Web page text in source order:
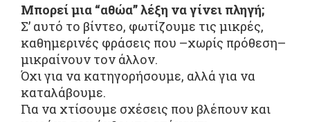
Μπορεί μια “αθώα” λέξη να γίνει πληγή;
Σ’ αυτό το βίντεο, φωτίζουμε τις μικρές,
καθημερινές φράσεις που –χωρίς πρόθεση–
μικραίνουν τον άλλον.
Όχι για να κατηγορήσουμε, αλλά για να
καταλάβουμε.
Για να χτίσουμε σχέσεις που βλέπουν και